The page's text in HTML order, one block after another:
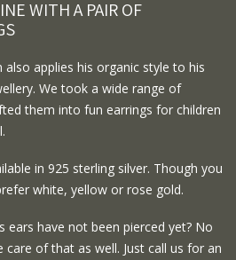
WITH A PAIR OF
applies his organic style to his
We took a wide range of
them into fun earrings for children
in 925 sterling silver. Though you
white, yellow or rose gold.
ears have not been pierced yet? No
of that as well. Just call us for an